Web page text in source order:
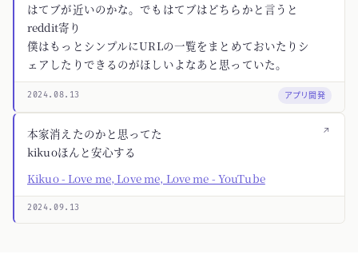
はてブが近いのかな。でもはてブはどちらかと言うと
reddit寄り
僕はもっとシンプルにURLの一覧をまとめておいたりシ
ェアしたりできるのがほしいよなあと思っていた。
2024.08.13 アプリ開発
↗
本家消えたのかと思ってた
kikuoほんと安心する
Kikuo - Love me, Love me, Love me - YouTube
2024.09.13